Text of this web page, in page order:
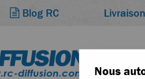
Blog RC
Nous